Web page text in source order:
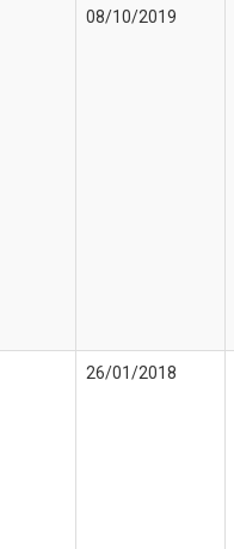
08/10/2019
26/01/2018